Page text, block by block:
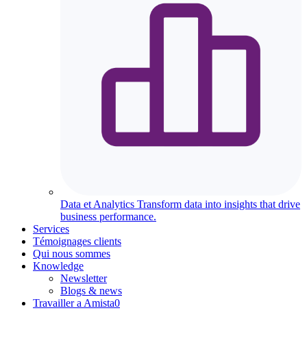
Data et Analytics Transform data into insights that drive
business performance.
Services
Témoignages clients
Qui nous sommes
Knowledge
Newsletter
Blogs & news
Travailler a Amista0